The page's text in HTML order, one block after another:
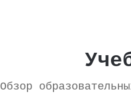
Обзор